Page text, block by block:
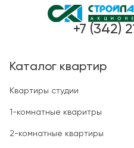
+7 (342)
Каталог квартир
Квартиры студии
1-комнатные кваритры
2-комнатные квартиры